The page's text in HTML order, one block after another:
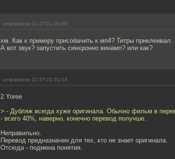
отправлено 21.07.01 00:58
хм. Как к примеру присобачить к мп4? Титры приклеивал.
А вот звук? запустить синхронно винамп? или как?
отправлено 21.07.01 01:14
2 Yoree
> - Дубляж всегда хуже оригинала. Обычно фильм в
- всего 40%, наверно, конечно перевод получше.
Неправильно.
Перевод предназначен для тех, кто не знает оригинала.
Отсюда - подмена понятия.